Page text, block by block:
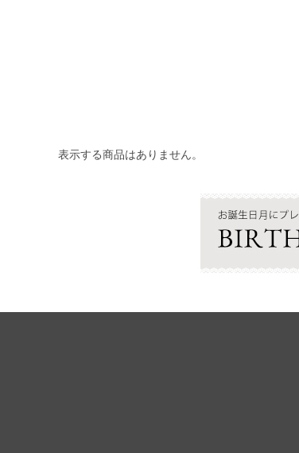
表示する商品はありません。